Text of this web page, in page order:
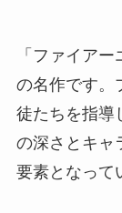
「ファイア
の名作です。
徒たちを指導
の深さとキャ
要素となって